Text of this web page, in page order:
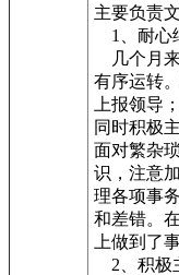
主要负责
1、耐心
几个月来
有序运转
上报领导
同时积极
面对繁杂
识，注意
理各项事
和差错。
上做到了
2、积极